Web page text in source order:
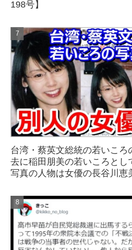
198号】
台湾・蔡英文総統の若いこ
去に稲田朋美の若いころとし
写真の人物は女優の長谷川恵